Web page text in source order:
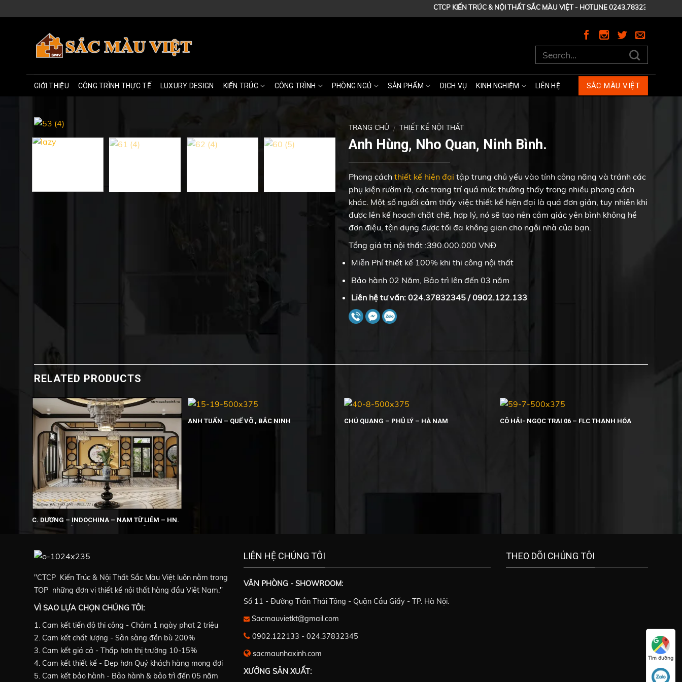
to
CTCP KIẾN TRÚC & NỘI THẤT SẮC MÀU VIỆT - HOTLINE 0243.7832345 -
GIỚI THIỆU CÔNG TRÌNH THỰC TẾ LUXURY DESIGN KIẾN TRÚC CÔNG TRÌNH PHÒNG NGỦ SẢN PHẨM DỊCH VỤ KINH NGHIỆM LIÊN HỆ SẮC MÀU VIỆT
TRANG CHỦ / THIẾT KẾ NỘI THẤT
Anh Hùng, Nho Quan, Ninh Bình.
Phong cách thiết kế hiện đại tập trung chủ yếu vào tính công năng và tránh các
phụ kiện rườm rà, các trang trí quá mức thường thấy trong nhiều phong cách
khác. Một số người cảm thấy việc thiết kế hiện đại là quá đơn giản, tuy nhiên khi
được lên kế hoạch chặt chẽ, hợp lý, nó sẽ tạo nên cảm giác yên bình không hề
đơn điệu, tận dụng được tối đa không gian cho ngôi nhà của bạn.
Tổng giá trị nội thất :390.000.000 VNĐ
Miễn Phí thiết kế 100% khi thi công nội thất
Bảo hành 02 Năm, Bảo trì lên đến 03 năm
Liên hệ tư vấn: 024.37832345 / 0902.122.133
RELATED PRODUCTS
C. DƯƠNG – INDOCHINA – NAM TỪ LIÊM – HN.
S: 100M2 TRỌN GÓI: 550.000.000 VNĐ
ANH TUẤN – QUẾ VÕ , BẮC NINH CHÚ QUANG – PHỦ LÝ – HÀ NAM CÔ HẢI- NGỌC TRAI 06 – FLC THANH HÓA
"CTCP Kiến Trúc & Nội Thất Sắc Màu Việt luôn nằm trong
TOP những đơn vị thiết kế nội thất hàng đầu Việt Nam."
VÌ SAO LỰA CHỌN CHÚNG TÔI:
1. Cam kết tiến độ thi công - Chậm 1 ngày phạt 2 triệu
2. Cam kết chất lượng - Sẵn sàng đền bù 200%
3. Cam kết giá cả - Thấp hơn thị trường 10-15%
4. Cam kết thiết kế - Đẹp hơn Quý khách hàng mong đợi
5. Cam kết bảo hành - Bảo hành & bảo trì đến 05 năm
LIÊN HỆ CHÚNG TÔI
VĂN PHÒNG - SHOWROOM:
Số 11 - Đường Trần Thái Tông - Quận Cầu Giấy - TP. Hà Nội.
Sacmauvietkt@gmail.com
0902.122133 -024.37832345
sacmaunhaxinh.com
XƯỞNG SẢN XUẤT:
THEO DÕI CHÚNG TÔI
Tìm đường